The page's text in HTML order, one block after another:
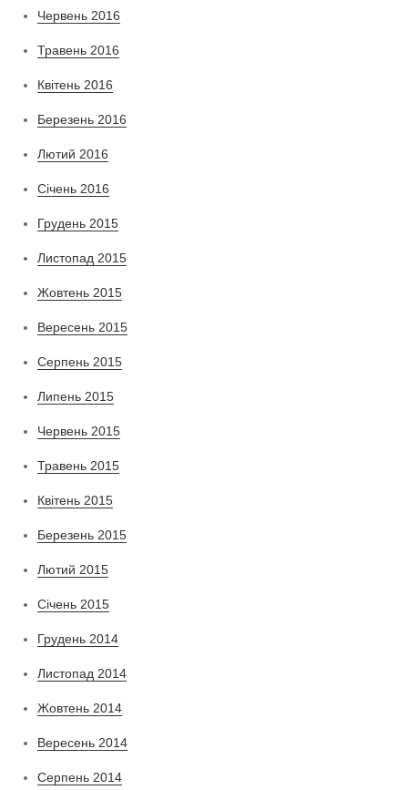
Червень 2016
Травень 2016
Квітень 2016
Березень 2016
Лютий 2016
Січень 2016
Грудень 2015
Листопад 2015
Жовтень 2015
Вересень 2015
Серпень 2015
Липень 2015
Червень 2015
Травень 2015
Квітень 2015
Березень 2015
Лютий 2015
Січень 2015
Грудень 2014
Листопад 2014
Жовтень 2014
Вересень 2014
Серпень 2014